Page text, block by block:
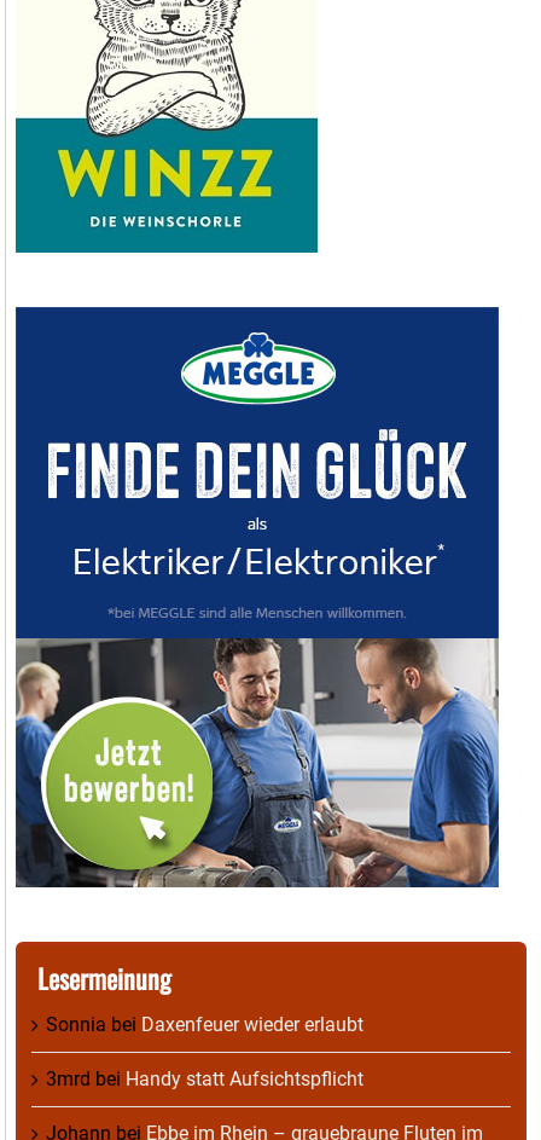
Lesermeinung
Sonnia bei Daxenfeuer wieder erlaubt
3mrd bei Handy statt Aufsichtspflicht
Johann bei Ebbe im Rhein – grauebraune Fluten im